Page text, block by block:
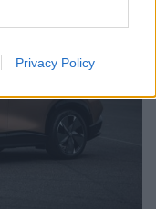
Privacy Policy